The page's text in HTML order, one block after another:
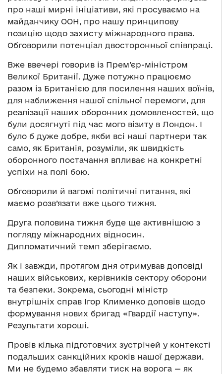
про наші мирні ініціативи, які просуваємо на
майданчику ООН, про нашу принципову
позицію щодо захисту міжнародного права.
Обговорили потенціал двосторонньої співпраці.
Вже ввечері говорив із Прем’єр-міністром
Великої Британії. Дуже потужно працюємо
разом із Британією для посилення наших воїнів,
для наближення нашої спільної перемоги, для
реалізації наших оборонних домовленостей, що
були досягнуті під час мого візиту в Лондон. І
було б дуже добре, якби всі наші партнери так
само, як Британія, розуміли, як швидкість
оборонного постачання впливає на конкретні
успіхи на полі бою.
Обговорили й вагомі політичні питання, які
маємо розв’язати вже цього тижня.
Друга половина тижня буде ще активнішою з
погляду міжнародних відносин.
Дипломатичний темп зберігаємо.
Як і завжди, протягом дня отримував доповіді
наших військових, керівників сектору оборони
та безпеки. Зокрема, сьогодні міністр
внутрішніх справ Ігор Клименко доповів щодо
формування нових бригад «Гвардії наступу».
Результати хороші.
Провів кілька підготовчих зустрічей у контексті
подальших санкційних кроків нашої держави.
Ми не будемо збавляти тиск на ворога — як